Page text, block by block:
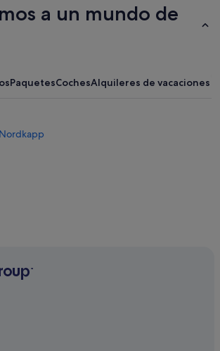
a un mundo de
PaquetesCochesAlquileres de vacaciones